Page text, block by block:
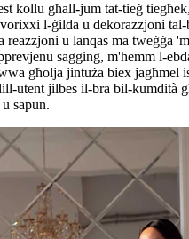
kollu għall-jum tat-tieġ
l-ġilda u dekorazzjoni
u lanqas ma
sagging, m'hemm l-
għolja jintuża biex
jilbes il-bra bil-kumdità
sapun.